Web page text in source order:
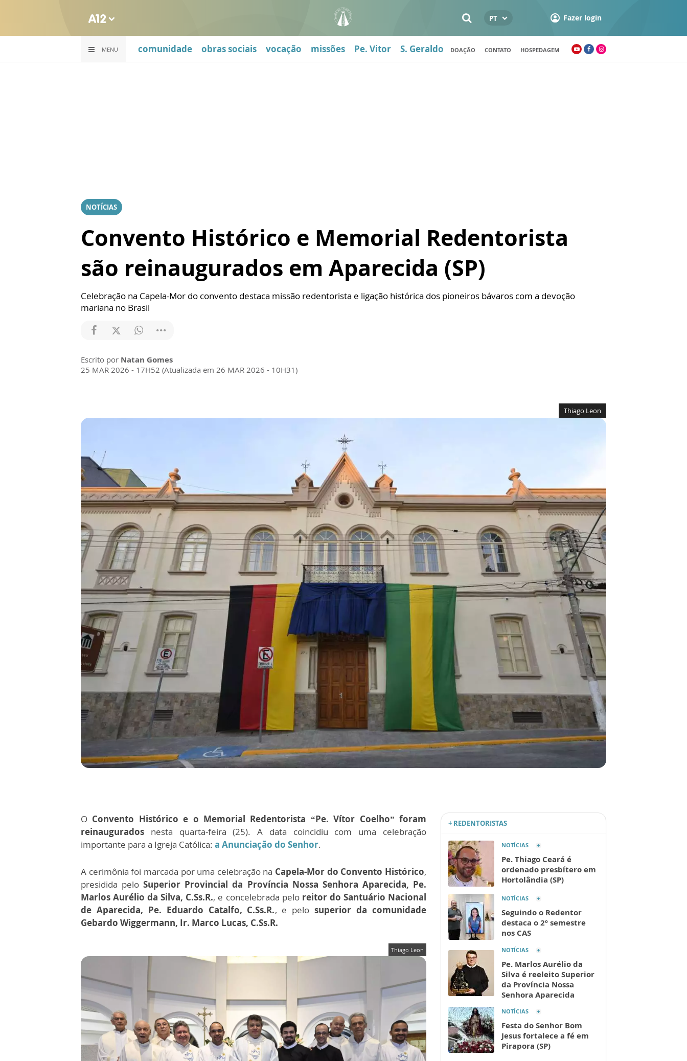
PT Fazer login
MENU comunidade obras sociais vocação missões Pe. Vitor S. Geraldo DOAÇÃO CONTATO HOSPEDAGEM
NOTÍCIAS
Convento Histórico e Memorial Redentorista
são reinaugurados em Aparecida (SP)
Celebração na Capela-Mor do convento destaca missão redentorista e ligação histórica dos pioneiros bávaros com a devoção
mariana no Brasil
Escrito por Natan Gomes
25 MAR 2026 - 17H52 (Atualizada em 26 MAR 2026 - 10H31)
Thiago Leon
O Convento Histórico e o Memorial Redentorista “Pe. Vítor Coelho” foram
reinaugurados nesta quarta-feira (25). A data coincidiu com uma celebração
importante para a Igreja Católica: a Anunciação do Senhor.
A cerimônia foi marcada por uma celebração na Capela-Mor do Convento Histórico,
presidida peloSuperior Provincial da Província Nossa Senhora Aparecida, Pe.
Marlos Aurélio da Silva, C.Ss.R., e concelebrada pelo reitor do Santuário Nacional
de Aparecida, Pe. Eduardo Catalfo, C.Ss.R., e pelosuperior da comunidade
Gebardo Wiggermann, Ir. Marco Lucas, C.Ss.R.
Thiago Leon
+ REDENTORISTAS
NOTÍCIAS
Pe. Thiago Ceará é
ordenado presbítero em
Hortolândia (SP)
NOTÍCIAS
Seguindo o Redentor
destaca o 2º semestre
nos CAS
NOTÍCIAS
Pe. Marlos Aurélio da
Silva é reeleito Superior
da Província Nossa
Senhora Aparecida
NOTÍCIAS
Festa do Senhor Bom
Jesus fortalece a fé em
Pirapora (SP)